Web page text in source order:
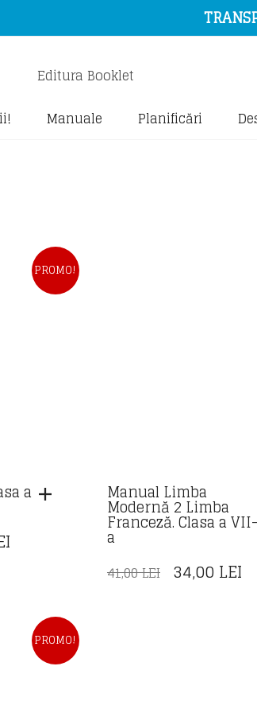
Manuale Planificări
PROMO!
a
PREȚUL
Manual Limba
Modernă 2 Limba
Franceză. Clasa a VII-
a
41,00LEI PREȚUL
34,00 LEI
PROMO!